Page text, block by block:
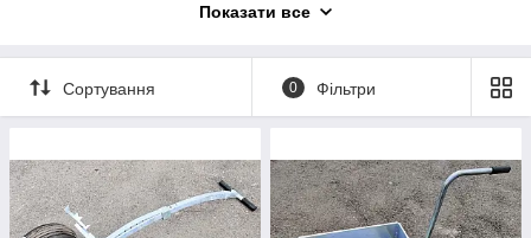
Показати все
Сортування 0 Фільтри